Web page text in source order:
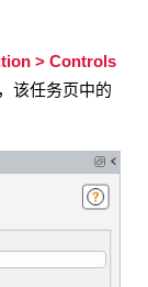
> Controls
该任务页中的